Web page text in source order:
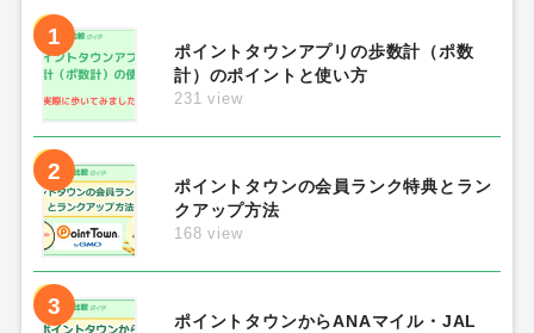
1
ポイントタウンアプリの歩数計（ポ数
計）のポイントと使い方
231 view
2
ポイントタウンの会員ランク特典とラン
クアップ方法
168 view
3
ポイントタウンからANAマイル・JAL